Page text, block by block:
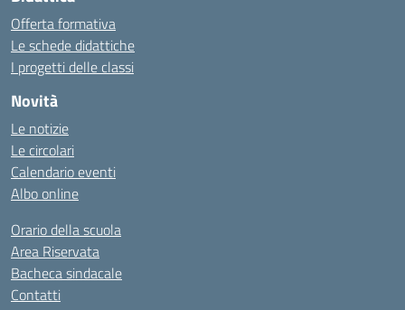
Offerta formativa
Le schede didattiche
I progetti delle classi
Novità
Le notizie
Le circolari
Calendario eventi
Albo online
Orario della scuola
Area Riservata
Bacheca sindacale
Contatti